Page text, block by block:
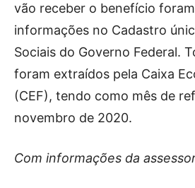
vão receber o benefício
informações no Cadastro
Sociais do Governo Federal.
foram extraídos pela Caixa
(CEF), tendo como mês de
novembro de 2020.
Com informações da